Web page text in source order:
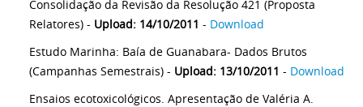
Consolidação da Revisão da Resolução 421 (Proposta
Relatores) - Upload: 14/10/2011 - Download
Estudo Marinha: Baía de Guanabara- Dados Brutos
(Campanhas Semestrais) - Upload: 13/10/2011 - Download
Ensaios ecotoxicológicos. Apresentação de Valéria A.